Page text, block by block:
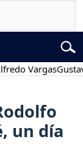
VargasGustavo
un día